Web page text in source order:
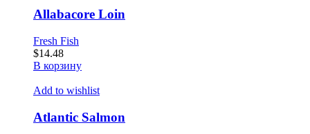
Allabacore Loin
Fresh Fish
$14.48
В корзину
Add to wishlist
Atlantic Salmon